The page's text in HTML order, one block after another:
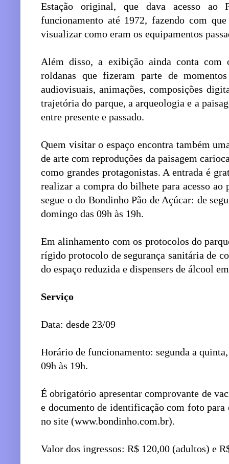
Estação original, que dava acesso
funcionamento até 1972, fazendo com
visualizar como eram os equipamentos
Além disso, a exibição ainda conta com
roldanas que fizeram parte de
audiovisuais, animações, composições
trajetória do parque, a arqueologia e a
entre presente e passado.
Quem visitar o espaço encontra também
de arte com reproduções da paisagem
como grandes protagonistas. A entrada é
realizar a compra do bilhete para acesso
segue o do Bondinho Pão de Açúcar: de
domingo das 09h às 19h.
Em alinhamento com os protocolos do
rígido protocolo de segurança sanitária de
do espaço reduzida e dispensers de álcool
Serviço
Data: desde 23/09
Horário de funcionamento: segunda a
09h às 19h.
É obrigatório apresentar comprovante de
e documento de identificação com foto
no site (www.bondinho.com.br).
Valor dos ingressos: R$ 120,00 (adultos) e